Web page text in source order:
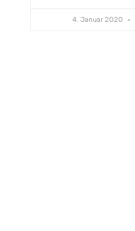
4. Januar 2020